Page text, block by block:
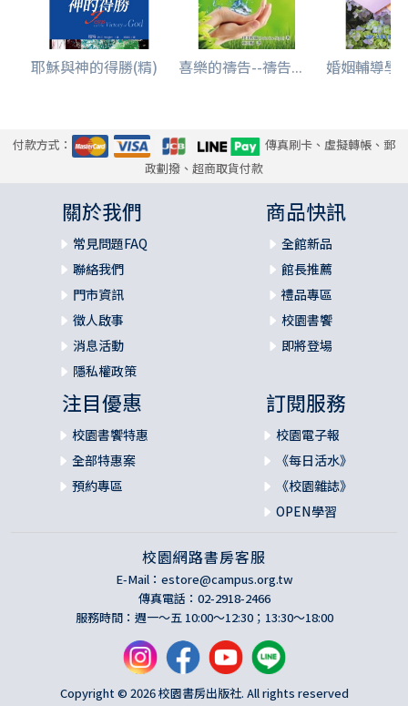
耶穌與神的得勝(精) 喜樂的禱告--禱告... 婚姻輔導學
付款方式：
傳真刷卡、虛擬轉帳、郵
政劃撥、超商取貨付款
關於我們
常見問題FAQ
聯絡我們
門市資訊
徵人啟事
消息活動
隱私權政策
商品快訊
全館新品
館長推薦
禮品專區
校園書饗
即將登場
注目優惠
校園書饗特惠
全部特惠案
預約專區
訂閱服務
校園電子報
《每日活水》
《校園雜誌》
OPEN學習
校園網路書房客服
E-Mail： estore@campus.org.tw
傳真電話：02-2918-2466
服務時間：週一～五 10:00～12:30；13:30～18:00
Copyright © 2026 校園書房出版社. All rights reserved